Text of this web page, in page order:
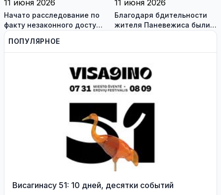
11 июня 2026
Начато расследование по
факту незаконного доступа
к информационным
системам медиков
11 июня 2026
Благодаря бдительности
жителя Паневежиса были
автомобилей
ПОПУЛЯРНОЕ
Висагинасу 51: 10 дней, десятки событий